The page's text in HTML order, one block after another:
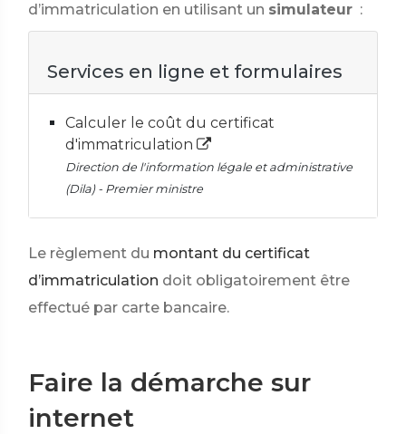
d’immatriculation en utilisant un simulateur :
Services en ligne et formulaires
Calculer le coût du certificat
d'immatriculation
Direction de l'information légale et administrative
(Dila) - Premier ministre
Le règlement du montant du certificat
d’immatriculation doit obligatoirement être
effectué par carte bancaire.
Faire la démarche sur
internet